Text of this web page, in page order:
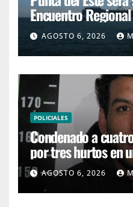
Encuentro
AGOSTO 6, 2026
POLICIALES
Condenado a
por tres hurtos en
San Carlos
AGOSTO 6, 2026